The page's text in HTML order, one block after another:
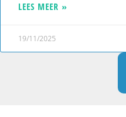
LEES MEER »
19/11/2025